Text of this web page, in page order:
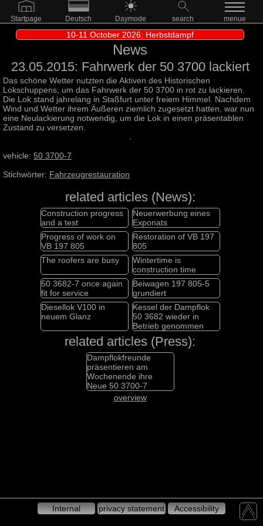
Startpage Deutsch Daymode search menue
10-11 October 2026: Herbstdampf
News
23.05.2015: Fahrwerk der 50 3700 lackiert
Das schöne Wetter nutzten die Aktiven des Historischen
Lokschuppens, um das Fahrwerk der 50 3700 in rot zu lackieren.
Die Lok stand jahrelang in Staßfurt unter freiem Himmel. Nachdem
Wind und Wetter ihrem Äußeren ziemlich zugesetzt hatten, war nun
eine Neulackierung notwendig, um die Lok in einen präsentablen
Zustand zu versetzen.
vehicle: 50 3700-7
Stichwörter: Fahrzeugrestauration
related articles (News):
Construction progress
and a test
Neuerwerbung eines
Exponats
Progress of work on
VB 197 805
Restoration of VB 197
805
The roofers are busy
Wintertime is
construction time
50 3682-7 once again
fit for service
Beiwagen 197 805-5
grundiert
Diesellok V100 in
neuem Glanz
Kessel der Dampflok
50 3682 wieder in
Betrieb genommen
related articles (Press):
Dampflokfreunde
präsentieren am
Wochenende ihre
Neue 50 3700-7
overview
Internal privacy statement Accessibility